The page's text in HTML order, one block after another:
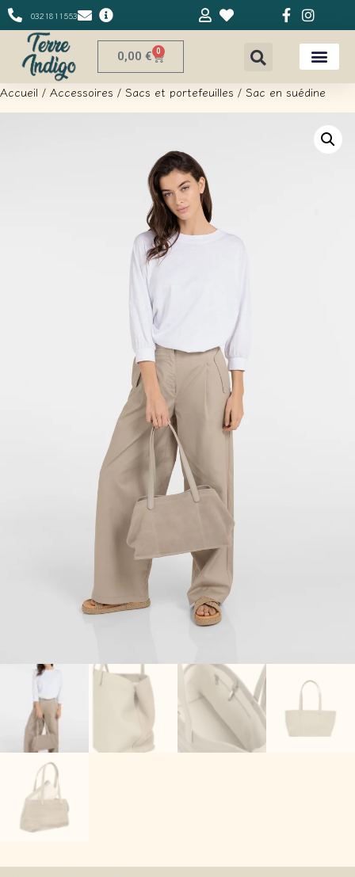
0321811553
0,00 € 0
Accueil / Accessoires / Sacs et portefeuilles / Sac en suédine